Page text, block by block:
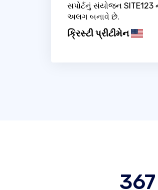
સપોર્ટનું સંયોજન SITE123 ને
અલગ બનાવે છે.
ક્રિસ્ટી પ્રીટીમેન